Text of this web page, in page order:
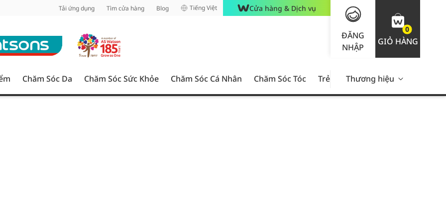
Tải ứng dụng Tìm cửa hàng Blog Tiếng Việt Cửa hàng & Dịch vụ
ĐĂNG
NHẬP
0
GIỎ HÀNG
Chăm Sóc Da Chăm Sóc Sức Khỏe Chăm Sóc Cá Nhân Chăm Sóc Tóc Trẻ Em Nam Giới Chăm Sóc
Thương hiệu